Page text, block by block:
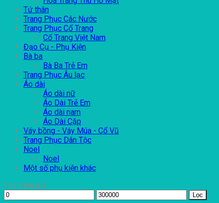
Tứ thân
Trang Phục Các Nước
Trang Phục Cổ Trang
Cổ Trang Việt Nam
Đạo Cụ - Phụ Kiện
Bà ba
Bà Ba Trẻ Em
Trang Phục Âu lạc
Áo dài
Áo dài nữ
Áo Dài Trẻ Em
Áo dài nam
Áo Dài Cặp
Váy bồng - Váy Múa - Cổ Vũ
Trang Phục Dân Tộc
Noel
Noel
Một số phụ kiện khác
Lọc theo giá
Lọc